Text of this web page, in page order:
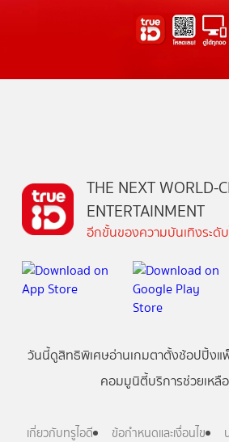
THE NEXT WORLD-
ENTERTAINMENT
อีกขั้นของความบันเทิงระดั
วันนี้ดูสิทธิพิเศษอ่านเกมตาตั้งช้อปปิ้งแ
คอมมูนิตี้บริการช่วยเหลื
เกี่ยวกับทรูไอดี ข้อกำหนดและเงื่อนไข